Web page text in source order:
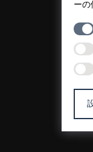
ーの
抽選規
法的情報
個人情
方針
クッキ
シー